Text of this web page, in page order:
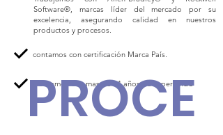
Software®, marcas líder del mercado por su
excelencia, asegurando calidad en nuestros
productos y procesos.
contamos con certificación Marca País.
Contamos con mas de 24 años de experiencia
PROCE